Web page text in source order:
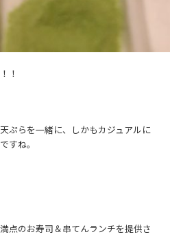
！
ぷらを一緒に、しかもカジュアルに
すね。
点のお寿司＆串てんランチを提供さ